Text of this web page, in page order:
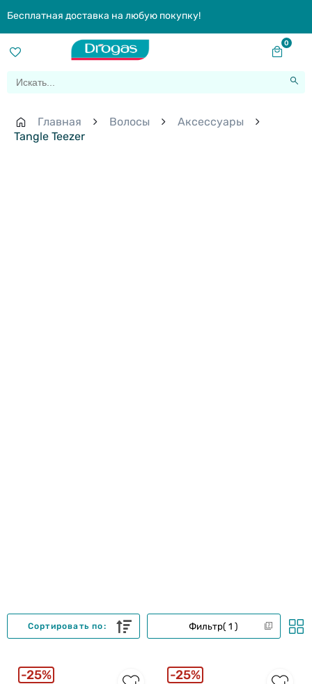
Бесплатная доставка на любую покупку!
0
Главная Волосы
Aксессуары
Tangle Teezer
Фильтр 1
Сортировать по:
25% 25%